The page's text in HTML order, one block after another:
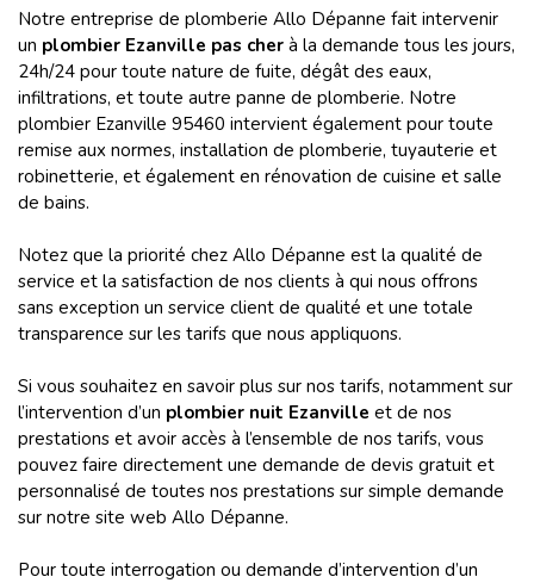
Notre entreprise de plomberie Allo Dépanne fait intervenir
un plombier Ezanville pas cher à la demande tous les jours,
24h/24 pour toute nature de fuite, dégât des eaux,
infiltrations, et toute autre panne de plomberie. Notre
plombier Ezanville 95460 intervient également pour toute
remise aux normes, installation de plomberie, tuyauterie et
robinetterie, et également en rénovation de cuisine et salle
de bains.
Notez que la priorité chez Allo Dépanne est la qualité de
service et la satisfaction de nos clients à qui nous offrons
sans exception un service client de qualité et une totale
transparence sur les tarifs que nous appliquons.
Si vous souhaitez en savoir plus sur nos tarifs, notamment sur
l’intervention d’un plombier nuit Ezanville et de nos
prestations et avoir accès à l’ensemble de nos tarifs, vous
pouvez faire directement une demande de devis gratuit et
personnalisé de toutes nos prestations sur simple demande
sur notre site web Allo Dépanne.
Pour toute interrogation ou demande d’intervention d’un